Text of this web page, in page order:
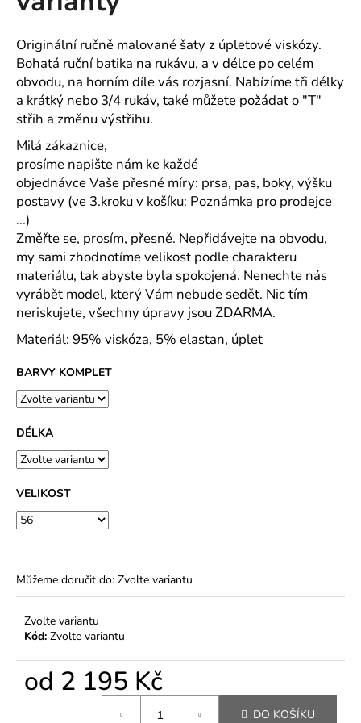
z
hvězdiček.
Originální ručně malované šaty z úpletové viskózy.
Bohatá ruční batika na rukávu, a v délce po celém
obvodu, na horním díle vás rozjasní. Nabízíme tři délky
a krátký nebo 3/4 rukáv, také můžete požádat o "T"
střih a změnu výstřihu.
Milá zákaznice,
prosíme napište nám ke každé
objednávce Vaše přesné míry: prsa, pas, boky, výšku
postavy (ve 3.kroku v košíku: Poznámka pro prodejce
...)
Změřte se, prosím, přesně. Nepřidávejte na obvodu,
my sami zhodnotíme velikost podle charakteru
materiálu, tak abyste byla spokojená. Nenechte nás
vyrábět model, který Vám nebude sedět. Nic tím
neriskujete, všechny úpravy jsou ZDARMA.
Materiál: 95% viskóza, 5% elastan, úplet
BARVY KOMPLET
DÉLKA
VELIKOST
Můžeme doručit do: Zvolte variantu
Zvolte variantu
Kód: Zvolte variantu
od 2 195 Kč
DO KOŠÍKU
j
e
m
e
RESIST
HEAVY
POLO
POLOKOŠILE
PÁNSKÁ
PIQUE,
100
%
PŘEDSRÁŽENÁ
BAVLNA
-
18
BAREV
Kč